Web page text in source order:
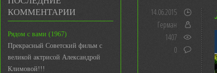
КОММЕНТАРИИ
Рядом с вами (1967)
Прекрасный Советский фильм с
великой актрисой Александрой
Климовой!!!
14.06.2015
Герман
1407
0